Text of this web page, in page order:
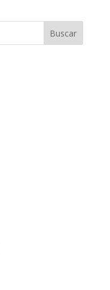
Buscar